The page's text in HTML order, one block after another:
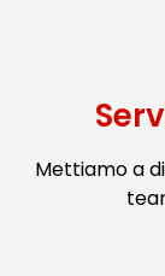
Mettiamo a